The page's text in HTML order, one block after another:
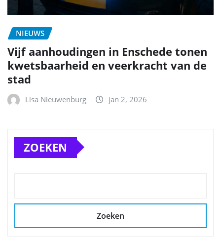
NIEUWS
Vijf aanhoudingen in Enschede tonen
kwetsbaarheid en veerkracht van de
stad
Lisa Nieuwenburg jan 2, 2026
ZOEKEN
Zoeken